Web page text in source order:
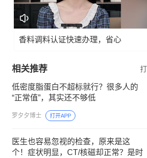
香料调料认证快速办理，省心
相关推荐
低密度脂蛋白不超标就行？很多人的
“正常值”，其实还不够低
罗夕夕博士 打开APP
医生也容易忽视的检查，原来是这
个！症状明显，CT/核磁却正常？是时